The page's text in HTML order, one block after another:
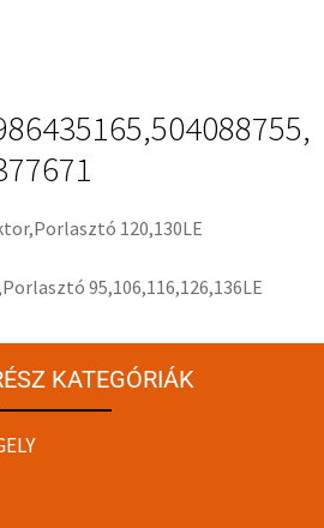
120,130LE
95,106,116,126,136LE
KATEGÓRIÁK